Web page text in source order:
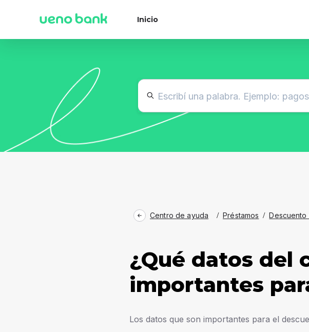
Inicio
Centro de ayuda / Préstamos /
¿Qué datos del
importantes
Los datos que son importantes para el